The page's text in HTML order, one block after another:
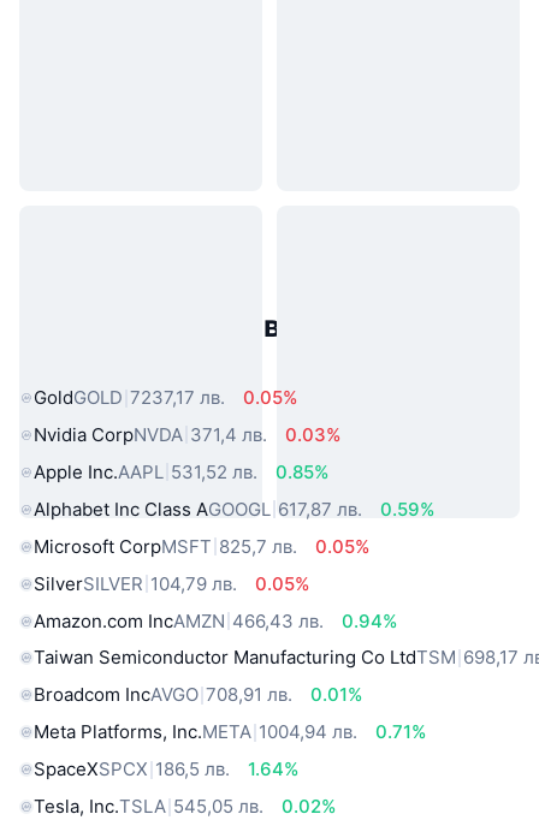
Популярни активи от реалния
GoldGOLD 7237,17 лв.
0.05%
Nvidia CorpNVDA 371,4 лв.
0.03%
Apple Inc.AAPL 531,52 лв.
0.85%
Alphabet Inc Class AGOOGL 617,87 лв.
0.59%
Microsoft CorpMSFT 825,7 лв.
0.05%
SilverSILVER 104,79 лв.
0.05%
Amazon.com IncAMZN 466,43 лв.
0.94%
Taiwan Semiconductor Manufacturing Co LtdTSM 698,17
Broadcom IncAVGO 708,91 лв.
0.01%
Meta Platforms, Inc.META 1004,94 лв.
0.71%
SpaceXSPCX 186,5 лв.
1.64%
Tesla, Inc.TSLA 545,05 лв.
0.02%